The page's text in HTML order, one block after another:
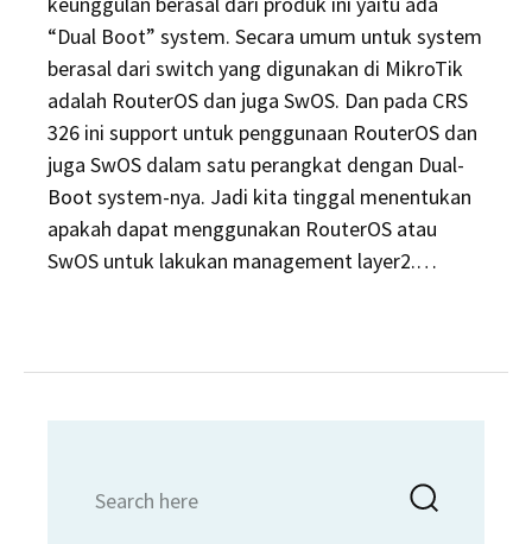
“Dual Boot” system. Secara umum untuk system
berasal dari switch yang digunakan di MikroTik
adalah RouterOS dan juga SwOS. Dan pada CRS
326 ini support untuk penggunaan RouterOS dan
juga SwOS dalam satu perangkat dengan Dual-
Boot system-nya. Jadi kita tinggal menentukan
apakah dapat menggunakan RouterOS atau
SwOS untuk lakukan management layer2.…
for: